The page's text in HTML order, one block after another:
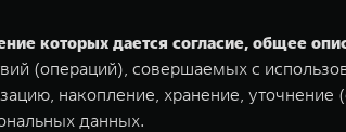
которых дается согласие, общее
(операций), совершаемых с
накопление, хранение,
данных.